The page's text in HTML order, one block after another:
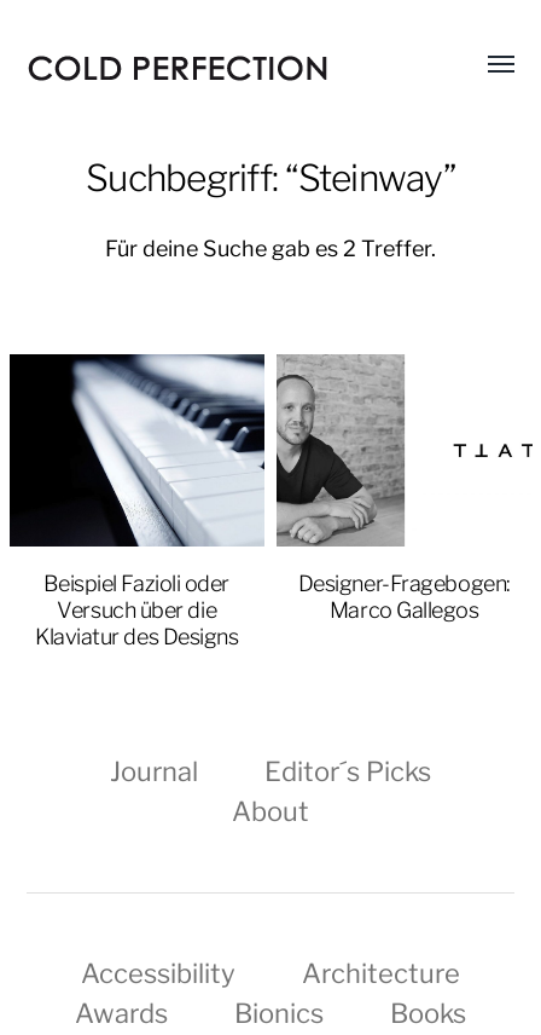
Menü
Suchbegriff: “Steinway”
Für deine Suche gab es 2 Treffer.
Beispiel Fazioli oder
Versuch über die
Klaviatur des Designs
Designer-Fragebogen:
Marco Gallegos
Journal
Editor´s Picks
About
Accessibility
Architecture
Awards
Bionics
Books